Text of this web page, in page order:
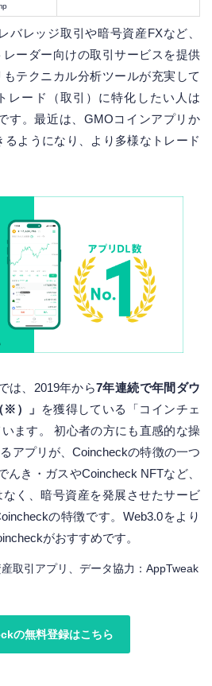
バレッジ取引や暗号資産FXなど、
ーダー向けの取引サービスを提供
テクニカル分析ツールが充実して
レード（取引）に特化したい人は
す。最近は、GMOコインアプリか
るようになり、より多様なトレード
は、2019年から7年連続で年間ダウ
※）」
を獲得している「コインチェ
ます。 初心者の方にも直感的な操
アプリが、Coincheckの特徴の一つ
んき・ガスやCoincheck NFTなど、
く、暗号資産を発展させたサービ
の特徴です。Web3.0をより
がおすすめです。
取引アプリ、データ協力：AppTweak
の無料登録はこちら